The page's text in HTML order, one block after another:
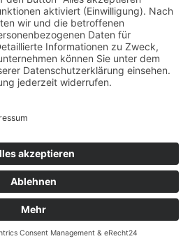
Freitag: 8 – 18 Uhr
8 – 16 Uhr
nach Vereinbarung